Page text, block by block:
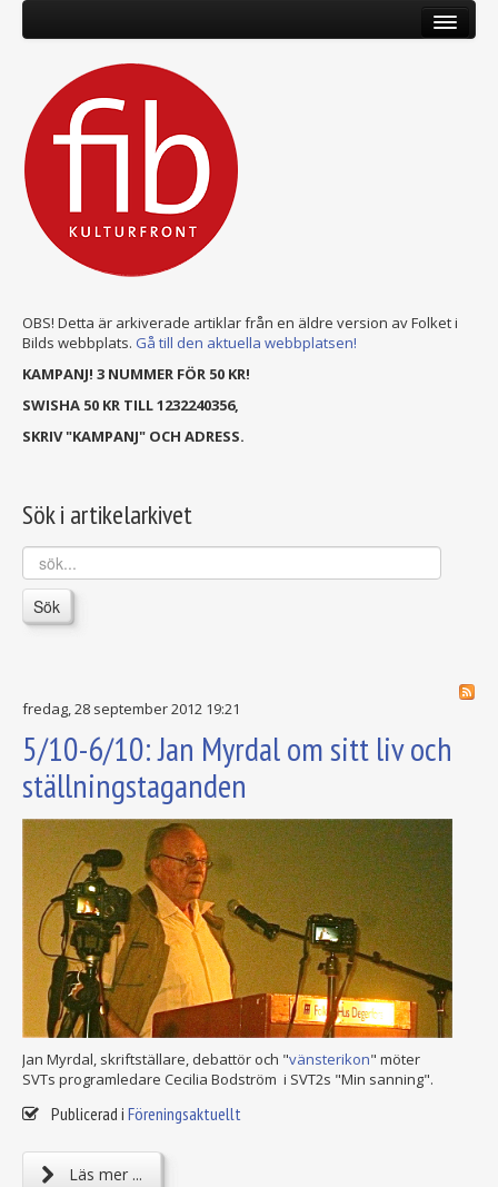
OBS! Detta är arkiverade artiklar från en äldre version av Folket i
Bilds webbplats. Gå till den aktuella webbplatsen!
KAMPANJ! 3 NUMMER FÖR 50 KR!
SWISHA 50 KR TILL 1232240356,
SKRIV "KAMPANJ" OCH ADRESS.
Sök i artikelarkivet
sök...
Sök
fredag, 28 september 2012 19:21
5/10-6/10: Jan Myrdal om sitt liv och
ställningstaganden
Jan Myrdal, skriftställare, debattör och "vänsterikon" möter
SVTs programledare Cecilia Bodström i SVT2s "Min sanning".
Publicerad i Föreningsaktuellt
Läs mer ...